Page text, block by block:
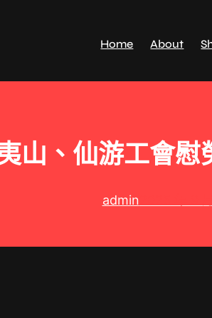
Home About
山、仙游工會
admin